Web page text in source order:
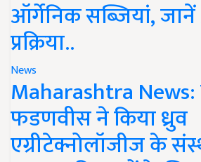
ऑर्गेनिक सब्जियां,
प्रक्रिया..
News
Maharashtra News:
फडणवीस ने किया ध्रुव
एग्रीटेक्नोलॉजीज के